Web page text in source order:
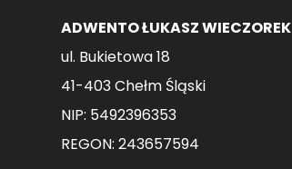
ADWENTO ŁUKASZ WIECZOREK
ul. Bukietowa 18
41-403 Chełm Śląski
NIP: 5492396353
REGON: 243657594